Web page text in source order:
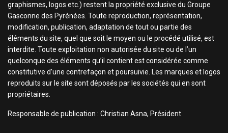
graphismes, logos etc.) restent la propriété exclusive du Groupe
Gasconne des Pyrénées. Toute reproduction, représentation,
modification, publication, adaptation de tout ou partie des
éléments du site, quel que soit le moyen ou le procédé utilisé, est
interdite. Toute exploitation non autorisée du site ou de l’un
quelconque des éléments qu’il contient est considérée comme
constitutive d’une contrefaçon et poursuivie. Les marques et logos
reproduits sur le site sont déposés par les sociétés qui en sont
propriétaires.
Responsable de publication : Christian Asna, Président